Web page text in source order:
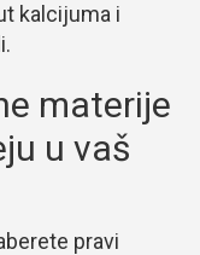
kalcijuma i
materije
u vaš
pravi